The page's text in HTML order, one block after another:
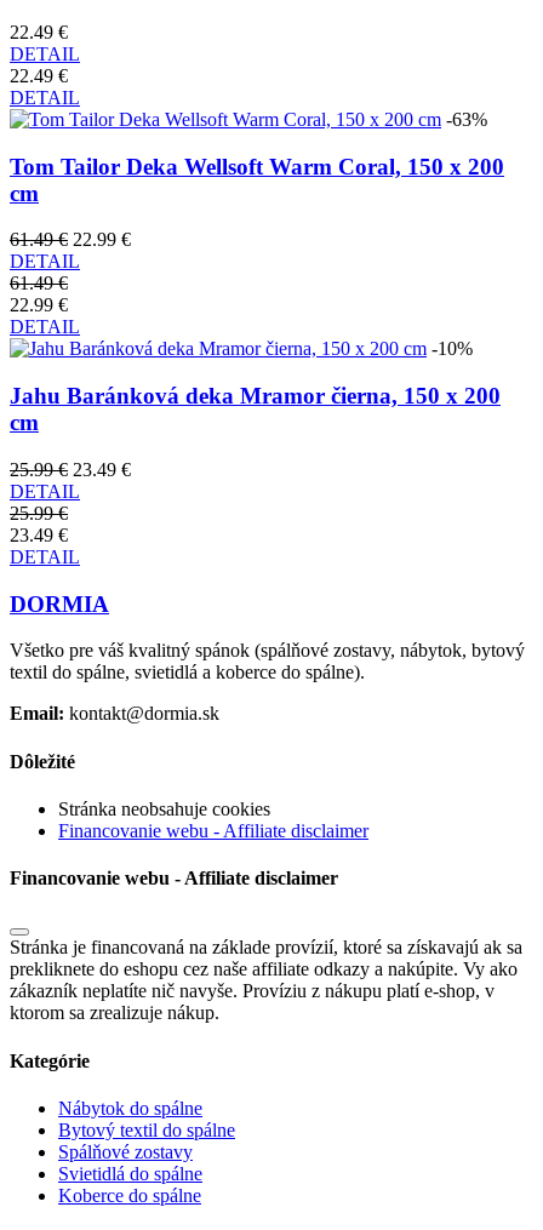
22.49 €
DETAIL
22.49 €
DETAIL
-63%
Tom Tailor Deka Wellsoft Warm Coral, 150 x 200
cm
61.49 € 22.99 €
DETAIL
61.49 €
22.99 €
DETAIL
-10%
Jahu Baránková deka Mramor čierna, 150 x 200
cm
25.99 € 23.49 €
DETAIL
25.99 €
23.49 €
DETAIL
DORMIA
Všetko pre váš kvalitný spánok (spálňové zostavy, nábytok, bytový
textil do spálne, svietidlá a koberce do spálne).
Email: kontakt@dormia.sk
Dôležité
Stránka neobsahuje cookies
Financovanie webu - Affiliate disclaimer
Financovanie webu - Affiliate disclaimer
Stránka je financovaná na základe provízií, ktoré sa získavajú ak sa
prekliknete do eshopu cez naše affiliate odkazy a nakúpite. Vy ako
zákazník neplatíte nič navyše. Províziu z nákupu platí e-shop, v
ktorom sa zrealizuje nákup.
Kategórie
Nábytok do spálne
Bytový textil do spálne
Spálňové zostavy
Svietidlá do spálne
Koberce do spálne